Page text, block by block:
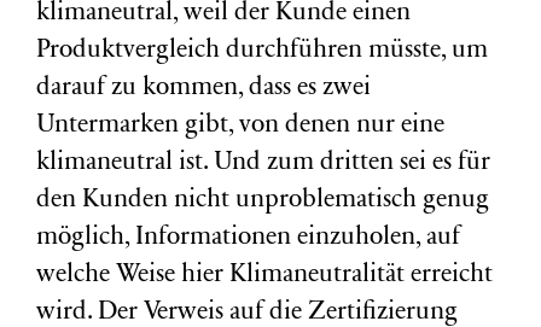
klimaneutral, weil der Kunde einen
Produktvergleich durchführen müsste, um
darauf zu kommen, dass es zwei
Untermarken gibt, von denen nur eine
klimaneutral ist. Und zum dritten sei es für
den Kunden nicht unproblematisch genug
möglich, Informationen einzuholen, auf
welche Weise hier Klimaneutralität erreicht
wird. Der Verweis auf die Zertifizierung